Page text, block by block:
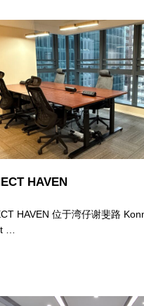
HAVEN
HAVEN 位于湾仔谢斐路
…